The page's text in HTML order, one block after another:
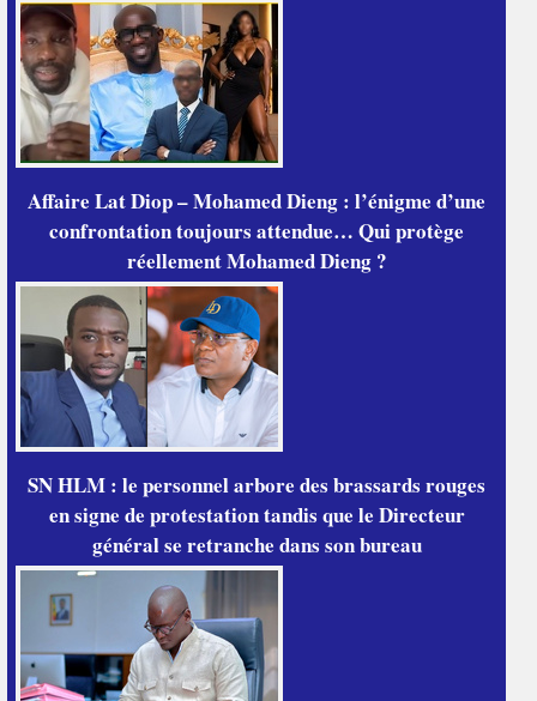
Affaire Lat Diop – Mohamed Dieng : l’énigme d’une
confrontation toujours attendue… Qui protège
réellement Mohamed Dieng ?
SN HLM : le personnel arbore des brassards rouges
en signe de protestation tandis que le Directeur
général se retranche dans son bureau